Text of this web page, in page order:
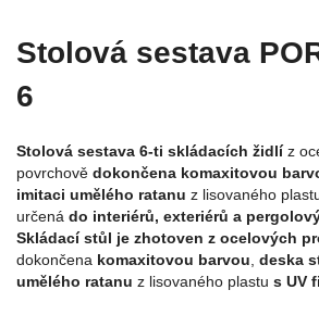
Stolová sestava
6
Stolová sestava 6-ti skládacích židlíz
povrchově dokončena komaxitovou
imitaci umělého ratanu z lisovaného
určená do interiérů, exteriérů a
Skládací stůl je zhotoven z ocelových
dokončena komaxitovou barvou deska
umělého ratanu z lisovaného plastu s UV